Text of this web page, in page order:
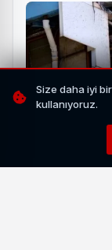
Size daha iyi
kullanıyoruz.